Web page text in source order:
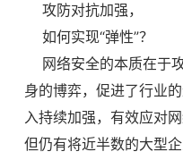
攻防对抗加强，
如何实现“弹性”？
网络安全的本质在于
身的博弈，促进了行业
入持续加强，有效应对
但仍有将近半数的大型